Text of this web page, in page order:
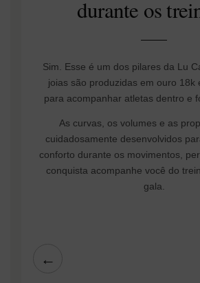
←
durante os
Sim. Esse é um dos pilares da Lu
joias são produzidas em ouro 18k
para acompanhar atletas dentro e
As curvas, os volumes e as
cuidadosamente desenvolvidos
conforto durante os movimentos,
conquista acompanhe você do
gala.